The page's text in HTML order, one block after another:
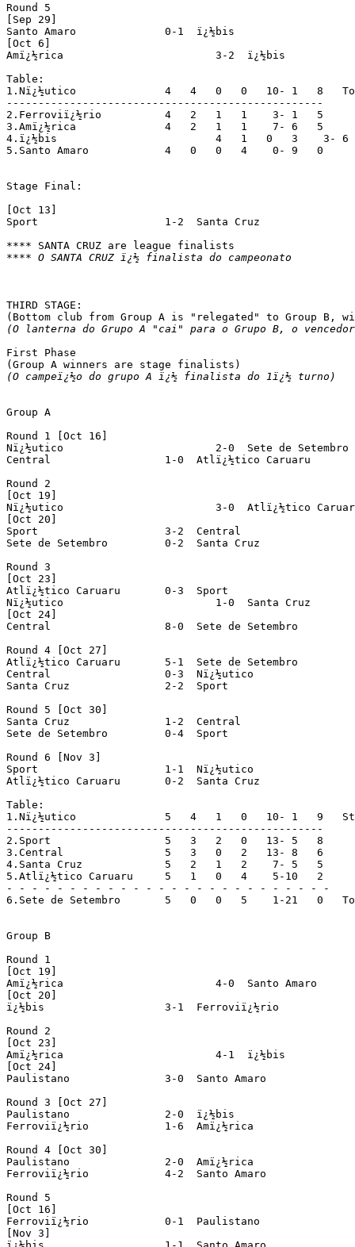
Round 5
[Sep 29]
Santo Amaro		 0-1  ï¿½bis			(prel. Sport x Paulistano)
[Oct 6]
Amï¿½rica			 3-2  ï¿½bis			(prel. Santa Cruz x Sport)
Table:
1.Nï¿½utico		 4   4   0   0   10- 1   8   To group A
--------------------------------------------------
2.Ferroviï¿½rio		 4   2   1   1    3- 1   5
3.Amï¿½rica		 4   2   1   1    7- 6   5
4.ï¿½bis			 4   1   0   3    3- 6   2
5.Santo Amaro		 4   0   0   4    0- 9   0
Stage Final:
[Oct 13]
Sport			 1-2  Santa Cruz
**** O SANTA CRUZ ï¿½ finalista do campeonato
THIRD STAGE:
(O lanterna do Grupo A "cai" para o Grupo B, o
First Phase
(O campeï¿½o do grupo A ï¿½ finalista do 1ï¿½ turno)
Group A
Round 1 [Oct 16]
Nï¿½utico			 2-0  Sete de Setembro
Central			 1-0  Atlï¿½tico Caruaru
Round 2
[Oct 19]
Nï¿½utico			 3-0  Atlï¿½tico Caruaru
[Oct 20]
Sport			 3-2  Central
Sete de Setembro	 0-2  Santa Cruz
Round 3
[Oct 23]
Atlï¿½tico Caruaru	 0-3  Sport
Nï¿½utico			 1-0  Santa Cruz
[Oct 24]
Central			 8-0  Sete de Setembro
Round 4 [Oct 27]
Atlï¿½tico Caruaru	 5-1  Sete de Setembro
Central			 0-3  Nï¿½utico
Santa Cruz		 2-2  Sport
Round 5 [Oct 30]
Santa Cruz		 1-2  Central
Sete de Setembro	 0-4  Sport
Round 6 [Nov 3]
Sport			 1-1  Nï¿½utico
Atlï¿½tico Caruaru	 0-2  Santa Cruz
Table:
1.Nï¿½utico		 5   4   1   0   10- 1   9   Stage finalists
--------------------------------------------------
2.Sport			 5   3   2   0   13- 5   8
3.Central		 5   3   0   2   13- 8   6
4.Santa Cruz		 5   2   1   2    7- 5   5
5.Atlï¿½tico Caruaru	 5   1   0   4    5-10   2
- - - - - - - - - - - - - - - - - - - - - - - - - -
6.Sete de Setembro	 5   0   0   5    1-21   0   To group B
Group B
Round 1
[Oct 19]
Amï¿½rica			 4-0  Santo Amaro		(prel. Nï¿½utico x Atlï¿½tico Caruaru)
[Oct 20]
ï¿½bis			 3-1  Ferroviï¿½rio		(prel. Sport x Central)
Round 2
[Oct 23]
Amï¿½rica			 4-1  ï¿½bis			(prel. Nï¿½utico x Santa Cruz)
[Oct 24]
Paulistano		 3-0  Santo Amaro
Round 3 [Oct 27]
Paulistano		 2-0  ï¿½bis
Ferroviï¿½rio		 1-6  Amï¿½rica			(prel. Santa Cruz x Sport)
Round 4 [Oct 30]
Paulistano		 2-0  Amï¿½rica
Ferroviï¿½rio		 4-2  Santo Amaro		(prel. Santa Cruz x Central)
Round 5
[Oct 16]
Ferroviï¿½rio		 0-1  Paulistano		(prel. Nï¿½utico x Sete de Setembro)
[Nov 3]